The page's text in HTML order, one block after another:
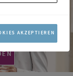
AKZEPTIEREN